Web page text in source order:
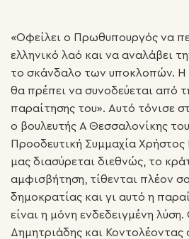
«Οφείλει ο Πρωθυπουργός να
ελληνικό λαό και να αναλάβει
το σκάνδαλο των υποκλοπών. Η
θα πρέπει να συνοδεύεται από
παραίτησης του». Αυτό τόνισε
ο βουλευτής Α Θεσσαλονίκης
Προοδευτική Συμμαχία
μας διασύρεται διεθνώς, το
αμφισβήτηση, τίθενται πλέον
δημοκρατίας και γι αυτό η
είναι η μόνη ενδεδειγμένη
Δημητριάδης και